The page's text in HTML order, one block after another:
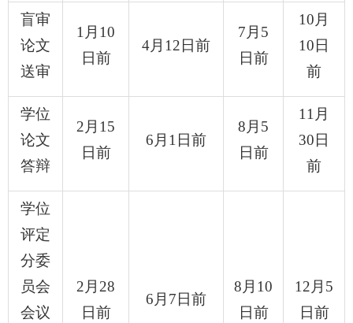
盲审
论文
送审
1月 10
日前
4月 12 日前
7月 5
日前
10月
10 日
前
学位
论文
答辩
2月 15
日前
6月 1 日前
8月 5
日前
11月
30 日
前
学位
评定
分委
员会
会议
2月 28
日前
6月 7 日前
8月 10
日前
12月 5
日前